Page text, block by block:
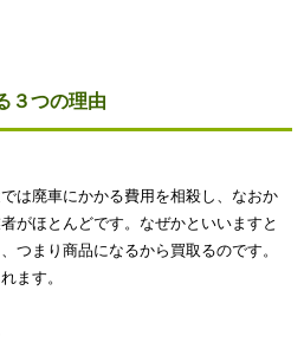
３つの理由
は廃車にかかる費用を相殺し、なおか
がほとんどです。なぜかといいますと
つまり商品になるから買取るのです。
ます。